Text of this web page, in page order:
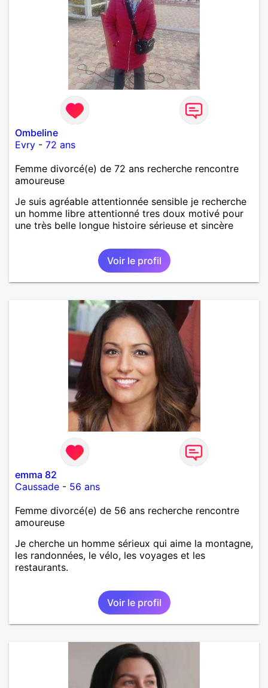
Ombeline
Evry - 72 ans
Femme divorcé(e) de 72 ans recherche rencontre
amoureuse
Je suis agréable attentionnée sensible je recherche
un homme libre attentionné tres doux motivé pour
une très belle longue histoire sérieuse et sincère
Voir le profil
emma 82
Caussade - 56 ans
Femme divorcé(e) de 56 ans recherche rencontre
amoureuse
Je cherche un homme sérieux qui aime la montagne,
les randonnées, le vélo, les voyages et les
restaurants.
Voir le profil